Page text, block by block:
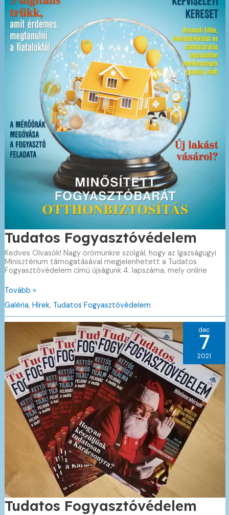
Tudatos Fogyasztóvédelem
Kedves Olvasók! Nagy örömünkre szolgál, hogy az Igazságügyi
Minisztérium támogatásával megjelenhetett a Tudatos
Fogyasztóvédelem című újságunk 4. lapszáma, mely online
Tudatos
Tovább »
Galéria, Hírek, Tudatos Fogyasztóvédelem
Tudatos Fogyasztóvédelem
dec
7
2021